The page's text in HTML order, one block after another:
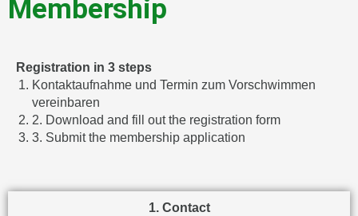
Membership
Registration in 3 steps
Kontaktaufnahme und Termin zum Vorschwimmen
vereinbaren
2. Download and fill out the registration form
3. Submit the membership application
1. Contact